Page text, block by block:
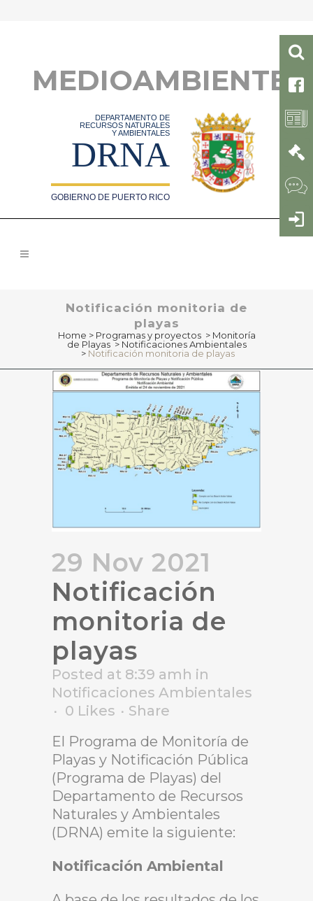
MEDIOAMBIENTE
DEPARTAMENTO DE
RECURSOS NATURALES
Y AMBIENTALES
DRNA
GOBIERNO DE PUERTO RICO
Notificación monitoria de
playas
Home > Programas y proyectos > Monitoría
de Playas > Notificaciones Ambientales
> Notificación monitoria de playas
29 Nov 2021
Notificación
monitoria de
playas
Posted at 8:39 amh in
Notificaciones Ambientales
0 Likes
Share
El Programa de Monitoría de
Playas y Notificación Pública
(Programa de Playas) del
Departamento de Recursos
Naturales y Ambientales
(DRNA) emite la siguiente:
Notificación Ambiental